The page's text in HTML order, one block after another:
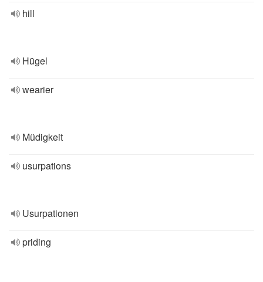
hill
Hügel
wearier
Müdigkeit
usurpations
Usurpationen
priding